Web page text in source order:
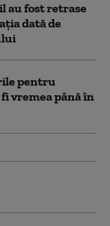
au fost retrase
dată de
pentru
vremea până în